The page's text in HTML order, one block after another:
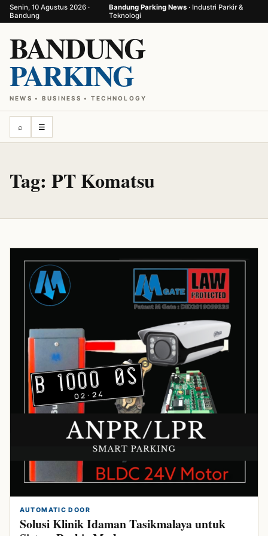
Senin, 10 Agustus 2026 ·
Bandung
Bandung Parking News· Industri Parkir &
Teknologi
BANDUNG
PARKING
NEWS • BUSINESS • TECHNOLOGY
⌕ ☰
Tag: PT Komatsu
AUTOMATIC DOOR
Solusi Klinik Idaman Tasikmalaya untuk